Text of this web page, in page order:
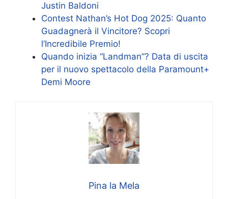
Justin Baldoni
Contest Nathan’s Hot Dog 2025: Quanto
Guadagnerà il Vincitore? Scopri
l’Incredibile Premio!
Quando inizia “Landman”? Data di uscita
per il nuovo spettacolo della Paramount+
Demi Moore
Pina la Mela